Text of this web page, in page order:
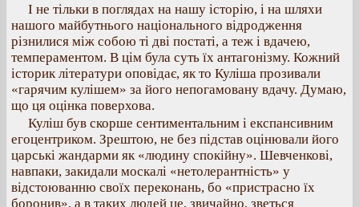
І не тільки в поглядах на нашу історію, і на шляхи
нашого майбутнього національного відродження
різнилися між собою ті дві постаті, а теж і вдачею,
темпераментом. В цім була суть їх антагонізму. Кожний
історик літератури оповідає, як то Куліша прозивали
«гарячим кулішем» за його непогамовану вдачу. Думаю,
що ця оцінка поверхова.
Куліш був скорше сентиментальним і експансивним
егоцентриком. Зрештою, не без підстав оцінювали його
царські жандарми як «людину спокійну». Шевченкові,
навпаки, закидали москалі «нетолерантність» у
відстоюванню своїх переконань, бо «пристрасно їх
боронив», а в таких людей це, звичайно, зветься